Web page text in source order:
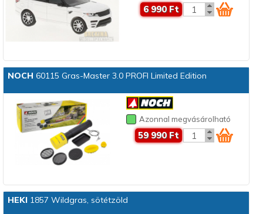
6 990 Ft
NOCH 60115 Gras-Master 3.0 PROFI Limited Edition
Azonnal megvásárolható
59 990 Ft
HEKI1857 Wildgras, sötétzöld